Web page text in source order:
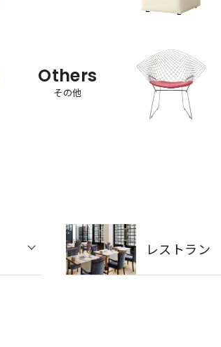
Others
その他
レストラン